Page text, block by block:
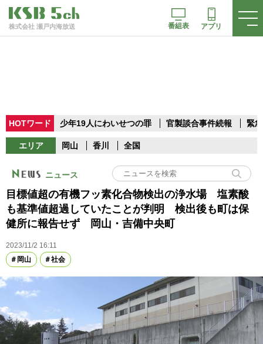
株式会社 瀬戸内海放送 番組表 アプリ
HOTワード 少年19人にわいせつの罪 官製談合事件続報 緊
エリア 岡山 香川 全国
ニュース
目標値超の有機フッ素化合物検出の浄水場 塩素酸
も基準値超過していたことが判明 検出後も町は保
健所に報告せず 岡山・吉備中央町
2023/11/2 16:11
岡山
社会